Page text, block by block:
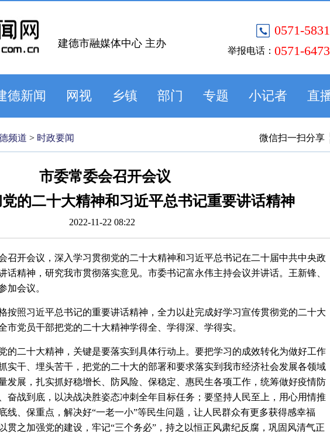
0571-
举报电话： 0571-
建德市融媒体中心 主办
德新闻 网视 乡镇 部门 专题 小记者 直
频道 > 时政要闻 微信扫一扫分享
市委常委会召开会议
的二十大精神和习近平总书记重要讲话精神
2022-11-22 08:22
召开会议，深入学习贯彻党的二十大精神和习近平总书记在二十届中共中央政
话精神，研究我市贯彻落实意见。市委书记富永伟主持会议并讲话。王新锋、
加会议。
按照习近平总书记的重要讲话精神，全力以赴完成好学习宣传贯彻党的二十大
市党员干部把党的二十大精神学得全、学得深、学得实。
的二十大精神，关键是要落实到具体行动上。要把学习的成效转化为做好工作
实干、埋头苦干，把党的二十大的部署和要求落实到我市经济社会发展各领域
发展，扎实抓好稳增长、防风险、保稳定、惠民生各项工作，统筹做好疫情防
奋战到底，以决战决胜姿态冲刺全年目标任务；要坚持人民至上，用心用情推
线、保重点，解决好“一老一小”等民生问题，让人民群众有更多获得感幸福
贯之加强党的建设，牢记“三个务必”，持之以恒正风肃纪反腐，巩固风清气正